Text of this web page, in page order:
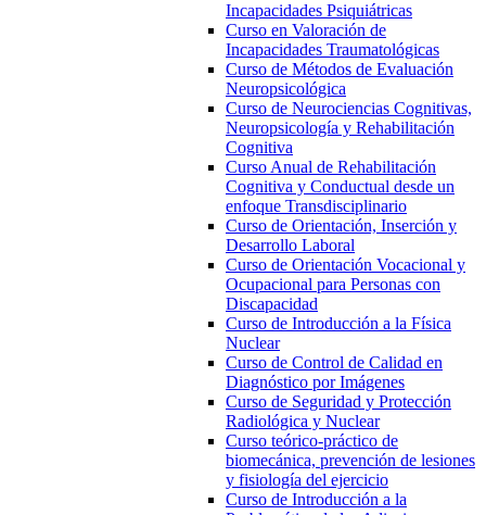
Incapacidades Psiquiátricas
Curso en Valoración de
Incapacidades Traumatológicas
Curso de Métodos de Evaluación
Neuropsicológica
Curso de Neurociencias Cognitivas,
Neuropsicología y Rehabilitación
Cognitiva
Curso Anual de Rehabilitación
Cognitiva y Conductual desde un
enfoque Transdisciplinario
Curso de Orientación, Inserción y
Desarrollo Laboral
Curso de Orientación Vocacional y
Ocupacional para Personas con
Discapacidad
Curso de Introducción a la Física
Nuclear
Curso de Control de Calidad en
Diagnóstico por Imágenes
Curso de Seguridad y Protección
Radiológica y Nuclear
Curso teórico-práctico de
biomecánica, prevención de lesiones
y fisiología del ejercicio
Curso de Introducción a la